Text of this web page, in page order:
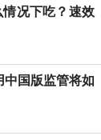
况下吃？速效
国版监管将如